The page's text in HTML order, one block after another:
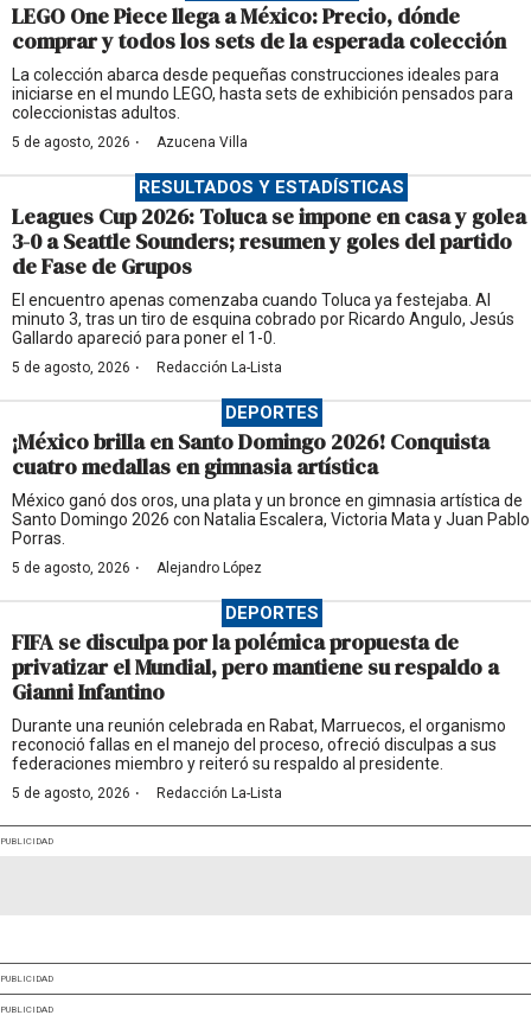
LEGO One Piece llega a México: Precio, dónde
comprar y todos los sets de la esperada colección
La colección abarca desde pequeñas construcciones ideales para
iniciarse en el mundo LEGO, hasta sets de exhibición pensados para
coleccionistas adultos.
5 de agosto, 2026 · Azucena Villa
RESULTADOS Y ESTADÍSTICAS
Leagues Cup 2026: Toluca se impone en casa y golea
3-0 a Seattle Sounders; resumen y goles del partido
de Fase de Grupos
El encuentro apenas comenzaba cuando Toluca ya festejaba. Al
minuto 3, tras un tiro de esquina cobrado por Ricardo Angulo, Jesús
Gallardo apareció para poner el 1-0.
5 de agosto, 2026 · Redacción La-Lista
DEPORTES
¡México brilla en Santo Domingo 2026! Conquista
cuatro medallas en gimnasia artística
México ganó dos oros, una plata y un bronce en gimnasia artística de
Santo Domingo 2026 con Natalia Escalera, Victoria Mata y Juan Pablo
Porras.
5 de agosto, 2026 · Alejandro López
DEPORTES
FIFA se disculpa por la polémica propuesta de
privatizar el Mundial, pero mantiene su respaldo a
Gianni Infantino
Durante una reunión celebrada en Rabat, Marruecos, el organismo
reconoció fallas en el manejo del proceso, ofreció disculpas a sus
federaciones miembro y reiteró su respaldo al presidente.
5 de agosto, 2026 · Redacción La-Lista
PUBLICIDAD
PUBLICIDAD
PUBLICIDAD